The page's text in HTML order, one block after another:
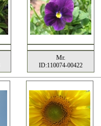
Mr.
ID:110074-00422